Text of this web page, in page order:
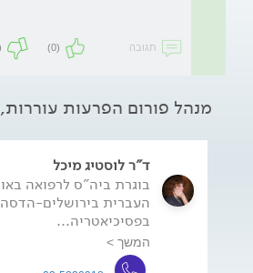
תגובה (0)
מנהל פורום הפרעות
ד"ר לוסטיג מיכל
בוגרת ביה"ס לרפואה
העברית בירושלים-
בפסיכיאטריה...
המשך >